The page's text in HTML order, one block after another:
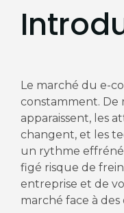
Le marché du e-
constamment. De
apparaissent, les
changent, et les
un rythme
figé risque de
entreprise et de
marché face à